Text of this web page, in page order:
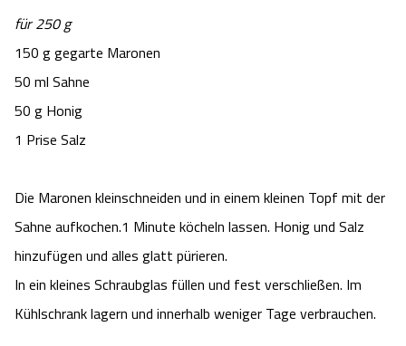
Anreise
Kataloge
HeideSpezialitäten
Unterkünfte
Snow World Bispingen
Ralf Schumacher Kart & Bowl
Veranstaltungen & Führungen Celle
für 250 g
150 g gegarte Maronen
50 ml Sahne
50 g Honig
1 Prise Salz
Die Maronen kleinschneiden und in einem kleinen Topf mit der
Sahne aufkochen.1 Minute köcheln lassen. Honig und Salz
hinzufügen und alles glatt pürieren.
In ein kleines Schraubglas füllen und fest verschließen. Im
Kühlschrank lagern und innerhalb weniger Tage verbrauchen.